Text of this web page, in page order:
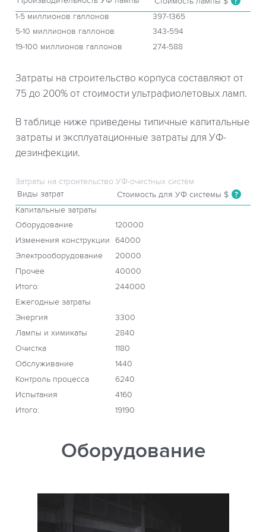
1-5 миллионов галлонов
397-1365
5-10 миллионов галлонов
343-594
19-100 миллионов галлонов
274-588
Затраты на строительство корпуса составляют от
75 до 200% от стоимости ультрафиолетовых ламп.
В таблице ниже приведены типичные капитальные
затраты и эксплуатационные затраты для УФ-
дезинфекции.
Затраты на строительство УФ-очистных систем
Виды затрат
Стоимость для УФ системы $ ?
Капитальные затраты
Оборудование
120000
Изменения конструкции 64000
Электрооборудование
20000
Прочее
40000
Итого:
244000
Ежегодные затраты
Энергия
3300
Лампы и химикаты
2840
Очистка
1180
Обслуживание
1440
Контроль процесса
6240
Испытания
4160
Итого:
19190
Оборудование